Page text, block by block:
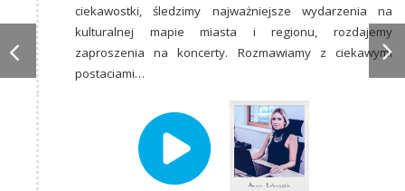
ciekawostki, śledzimy najważniejsze wydarzenia na
kulturalnej mapie miasta i regionu, rozdajemy
zaproszenia na koncerty. Rozmawiamy z ciekawymi
postaciami…